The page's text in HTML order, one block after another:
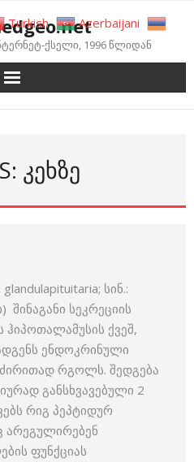
ქსელი, 1996 წლიდან
ᲙᲔᲮᲖᲔ
სინ.:
შინაგანი სეკრეციის
ქვეშ,
ენდოკრინული
რგოლს. შედგება
განსხვავებული 2
რიგ პეპტიდურ
არეგულირებენ
ფუნქციას
Turkish
Azerbaijani